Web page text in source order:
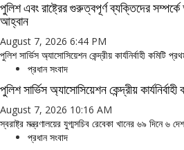
পুলিশ এবং রাষ্ট্রের গুরুত্বপূর্ণ ব্যক্তিদের
আহ্বান
August 7, 2026 6:44 PM
পুলিশ সার্ভিস অ্যাসোসিয়েশন কেন্দ্রীয় কার্যনির্বাহী কমিটি
প্রধান সংবাদ
পুলিশ সার্ভিস অ্যাসোসিয়েশন কেন্দ্রীয়
August 7, 2026 10:16 AM
স্বরাষ্ট্র মন্ত্রণালয়ের যুগ্মসচিব রেবেকা খানের ৬৯ দিনে ৬
প্রধান সংবাদ